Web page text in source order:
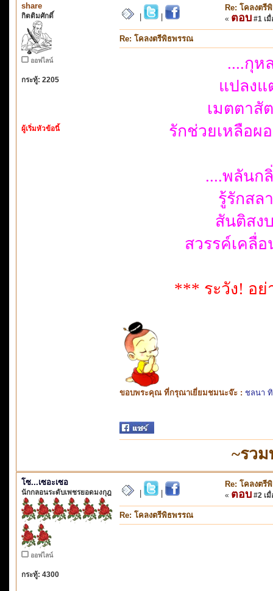
share
กิตติมศักดิ์
ออฟไลน์
กระทู้: 2205
ผู้เริ่มหัวข้อนี้
Re: โคลงตรี
« ตอบ #1 เมื่
Re: โคลงตรีพิธพรรณ
....กุห
แปลงแ
เมตตาสั
รักช่วยเหลือผ
....พลันก
รู้รักสล
สันติสง
สวรรค์เคลื่
*** ระวัง! อ
ขอบพระคุณ ที่กรุณาเยี่ยมชมนะจ๊ะ : ชลนา
~รว
โซ...เซอะเซอ
นักกลอนระดับเพชรยอดมงกุฎ
ออฟไลน์
กระทู้: 4300
Re: โคลงตรี
« ตอบ #2 เมื่
Re: โคลงตรีพิธพรรณ